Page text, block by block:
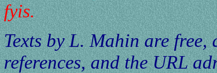
fyis.
Texts by L. Mahin are
references, and the URL